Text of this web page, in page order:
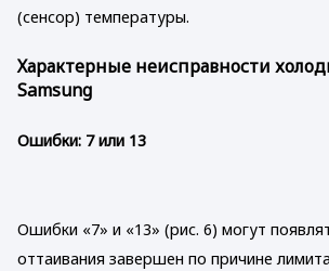
(сенсор) температуры.
Характерные неисправности
Samsung
Ошибки: 7 или 13
Ошибки «7» и «13» (рис. 6) могут
оттаивания завершен по причине